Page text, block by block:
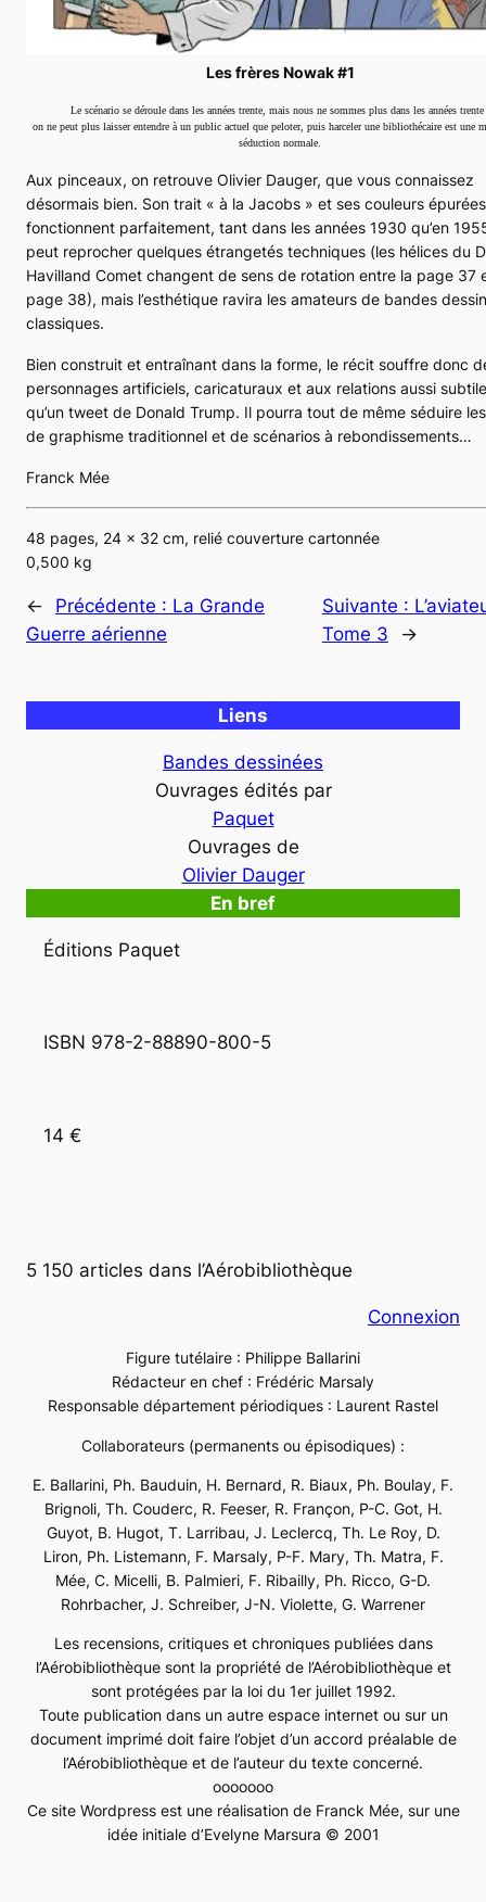
Les frères Nowak #1
Le scénario se déroule dans les années trente, mais nous ne sommes plus dans les années trente
on ne peut plus laisser entendre à un public actuel que peloter, puis harceler une bibliothécaire est une
séduction normale.
Aux pinceaux, on retrouve Olivier Dauger, que vous connaissez
désormais bien. Son trait « à la Jacobs » et ses couleurs épurées
fonctionnent parfaitement, tant dans les années 1930 qu’en
peut reprocher quelques étrangetés techniques (les hélices du
Havilland Comet changent de sens de rotation entre la page 37
page 38), mais l’esthétique ravira les amateurs de bandes
classiques.
Bien construit et entraînant dans la forme, le récit souffre donc
personnages artificiels, caricaturaux et aux relations aussi
qu’un tweet de Donald Trump. Il pourra tout de même séduire
de graphisme traditionnel et de scénarios à rebondissements…
Franck Mée
48 pages, 24 x 32 cm, relié couverture cartonnée
0,500 kg
← Précédente : La Grande
Guerre aérienne
Suivante :
Tome 3
→
Liens
Bandes dessinées
Ouvrages édités par
Paquet
Ouvrages de
Olivier Dauger
En bref
Éditions Paquet
ISBN 978-2-88890-800-5
14 €
5 150 articles dans l’Aérobibliothèque
Connexion
Figure tutélaire : Philippe Ballarini
Rédacteur en chef : Frédéric Marsaly
Responsable département périodiques : Laurent Rastel
Collaborateurs (permanents ou épisodiques) :
E. Ballarini, Ph. Bauduin, H. Bernard, R. Biaux, Ph. Boulay, F.
Brignoli, Th. Couderc, R. Feeser, R. Françon, P-C. Got, H.
Guyot, B. Hugot, T. Larribau, J. Leclercq, Th. Le Roy, D.
Liron, Ph. Listemann, F. Marsaly, P-F. Mary, Th. Matra, F.
Mée, C. Micelli, B. Palmieri, F. Ribailly, Ph. Ricco, G-D.
Rohrbacher, J. Schreiber, J-N. Violette, G. Warrener
Les recensions, critiques et chroniques publiées dans
l’Aérobibliothèque sont la propriété de l’Aérobibliothèque et
sont protégées par la loi du 1er juillet 1992.
Toute publication dans un autre espace internet ou sur un
document imprimé doit faire l’objet d’un accord préalable de
l’Aérobibliothèque et de l’auteur du texte concerné.
ooooooo
Ce site Wordpress est une réalisation de Franck Mée, sur une
idée initiale d’Evelyne Marsura © 2001